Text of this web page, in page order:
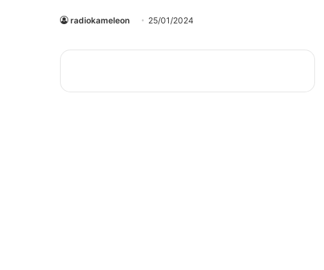
radiokameleon 25/01/2024